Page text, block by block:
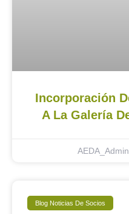
Incorporación
A La Galería
AEDA_Admin
Blog Noticias De Socios